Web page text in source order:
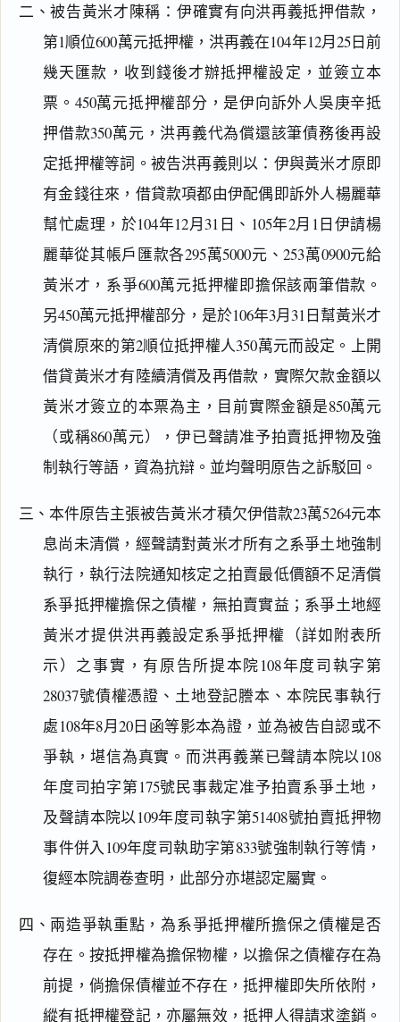
二、被告黃米才陳稱：伊確實有向洪再義抵押借款，
第1順位600萬元抵押權，洪再義在104年12月25日前
幾天匯款，收到錢後才辦抵押權設定，並簽立本
票。450萬元抵押權部分，是伊向訴外人吳庚辛抵
押借款350萬元，洪再義代為償還該筆債務後再設
定抵押權等詞。被告洪再義則以：伊與黃米才原即
有金錢往來，借貸款項都由伊配偶即訴外人楊麗華
幫忙處理，於104年12月31日、105年2月1日伊請楊
麗華從其帳戶匯款各295萬5000元、253萬0900元給
黃米才，系爭600萬元抵押權即擔保該兩筆借款。
另450萬元抵押權部分，是於106年3月31日幫黃米才
清償原來的第2順位抵押權人350萬元而設定。上開
借貸黃米才有陸續清償及再借款，實際欠款金額以
黃米才簽立的本票為主，目前實際金額是850萬元
（或稱860萬元），伊已聲請准予拍賣抵押物及強
制執行等語，資為抗辯。並均聲明原告之訴駁回。
三、本件原告主張被告黃米才積欠伊借款23萬5264元本
息尚未清償，經聲請對黃米才所有之系爭土地強制
執行，執行法院通知核定之拍賣最低價額不足清償
系爭抵押權擔保之債權，無拍賣實益；系爭土地經
黃米才提供洪再義設定系爭抵押權（詳如附表所
示）之事實，有原告所提本院108年度司執字第
28037號債權憑證、土地登記謄本、本院民事執行
處108年8月20日函等影本為證，並為被告自認或不
爭執，堪信為真實。而洪再義業已聲請本院以108
年度司拍字第175號民事裁定准予拍賣系爭土地，
及聲請本院以109年度司執字第51408號拍賣抵押物
事件併入109年度司執助字第833號強制執行等情，
復經本院調卷查明，此部分亦堪認定屬實。
四、兩造爭執重點，為系爭抵押權所擔保之債權是否
存在。按抵押權為擔保物權，以擔保之債權存在為
前提，倘擔保債權並不存在，抵押權即失所依附，
縱有抵押權登記，亦屬無效，抵押人得請求塗銷。